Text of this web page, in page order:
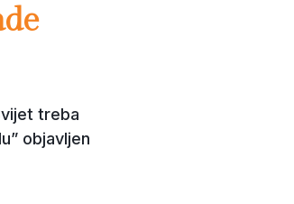
treba
objavljen